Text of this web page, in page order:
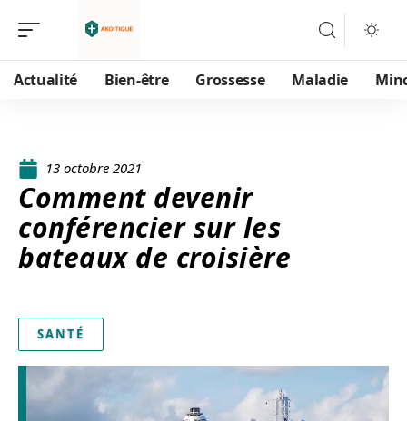
Actualité Bien-être Grossesse Maladie
13 octobre 2021
Comment devenir
conférencier sur les
bateaux de croisière
SANTÉ